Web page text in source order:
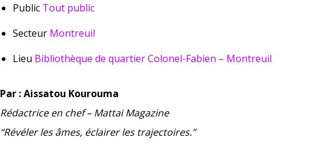
Public Tout public
Secteur Montreuil
Lieu Bibliothèque de quartier Colonel-Fabien – Montreuil
Par : Aissatou Kourouma
Rédactrice en chef – Mattai Magazine
“Révéler les âmes, éclairer les trajectoires.”